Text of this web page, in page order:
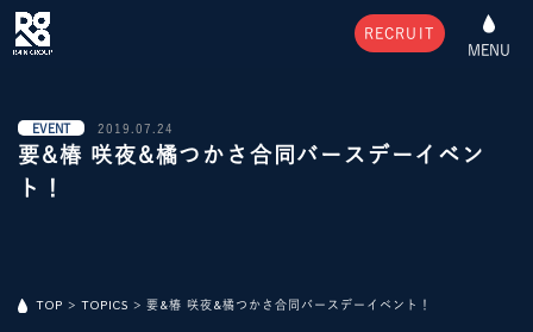
MENU
RECRUIT
EVENT 2019.07.24
要&椿 咲夜&橘つかさ合同バースデーイベン
ト！
TOP > TOPICS > 要&椿 咲夜&橘つかさ合同バースデーイベント！